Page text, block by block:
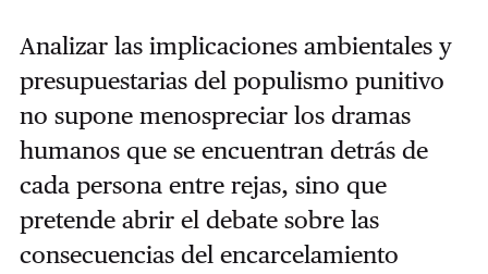
Analizar las implicaciones ambientales y
presupuestarias del populismo punitivo
no supone menospreciar los dramas
humanos que se encuentran detrás de
cada persona entre rejas, sino que
pretende abrir el debate sobre las
consecuencias del encarcelamiento